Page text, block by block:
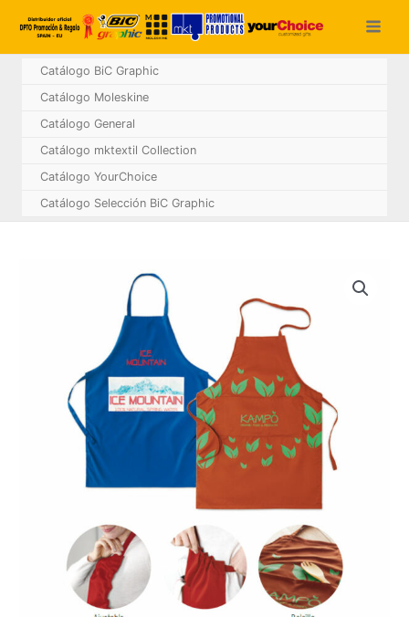
Catálogo BiC Graphic
Catálogo Moleskine
Catálogo General
Catálogo mktextil Collection
Catálogo YourChoice
Catálogo Selección BiC Graphic